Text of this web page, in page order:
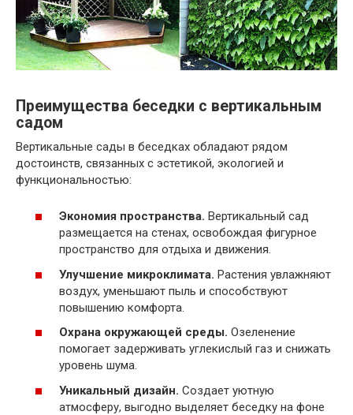
Преимущества беседки с вертикальным
садом
Вертикальные сады в беседках обладают рядом
достоинств, связанных с эстетикой, экологией и
функциональностью:
Экономия пространства. Вертикальный сад
размещается на стенах, освобождая фигурное
пространство для отдыха и движения.
Улучшение микроклимата. Растения увлажняют
воздух, уменьшают пыль и способствуют
повышению комфорта.
Охрана окружающей среды. Озеленение
помогает задерживать углекислый газ и снижать
уровень шума.
Уникальный дизайн. Создает уютную
атмосферу, выгодно выделяет беседку на фоне